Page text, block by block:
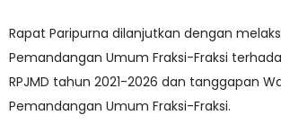
Rapat Paripurna dilanjutkan dengan
Pemandangan Umum Fraksi-Fraksi
RPJMD tahun 2021-2026 dan tanggapan
Pemandangan Umum Fraksi-Fraksi.